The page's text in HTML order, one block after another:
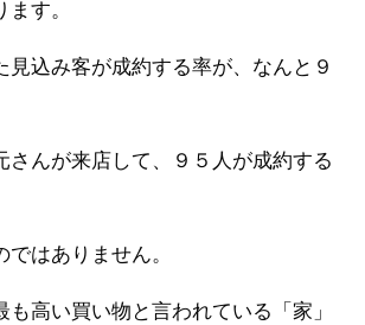
す。
見込み客が成約する率が、なんと９
さんが来店して、９５人が成約する
はありません。
も高い買い物と言われている「家」